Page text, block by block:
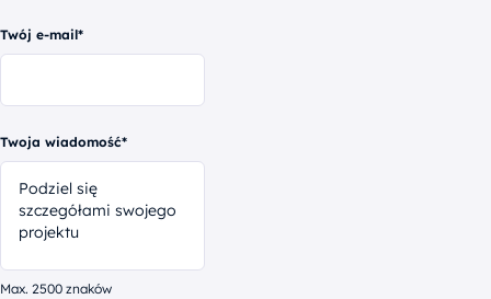
Twój e-mail*
Twoja wiadomość*
Max. 2500 znaków